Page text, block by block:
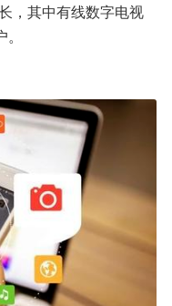
，其中有线数字电视